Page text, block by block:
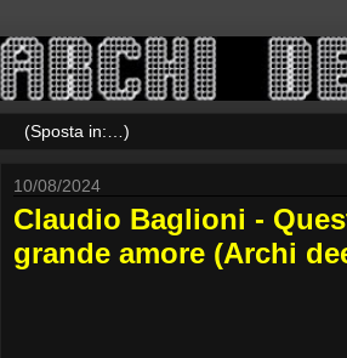
10/08/2024
Claudio Baglioni -
grande amore (Archi